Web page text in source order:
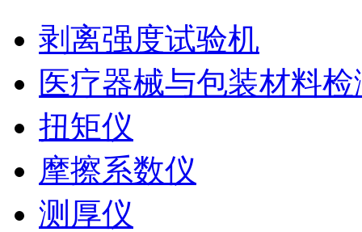
剥离强度试验机
医疗器械与包装材料检
扭矩仪
摩擦系数仪
测厚仪